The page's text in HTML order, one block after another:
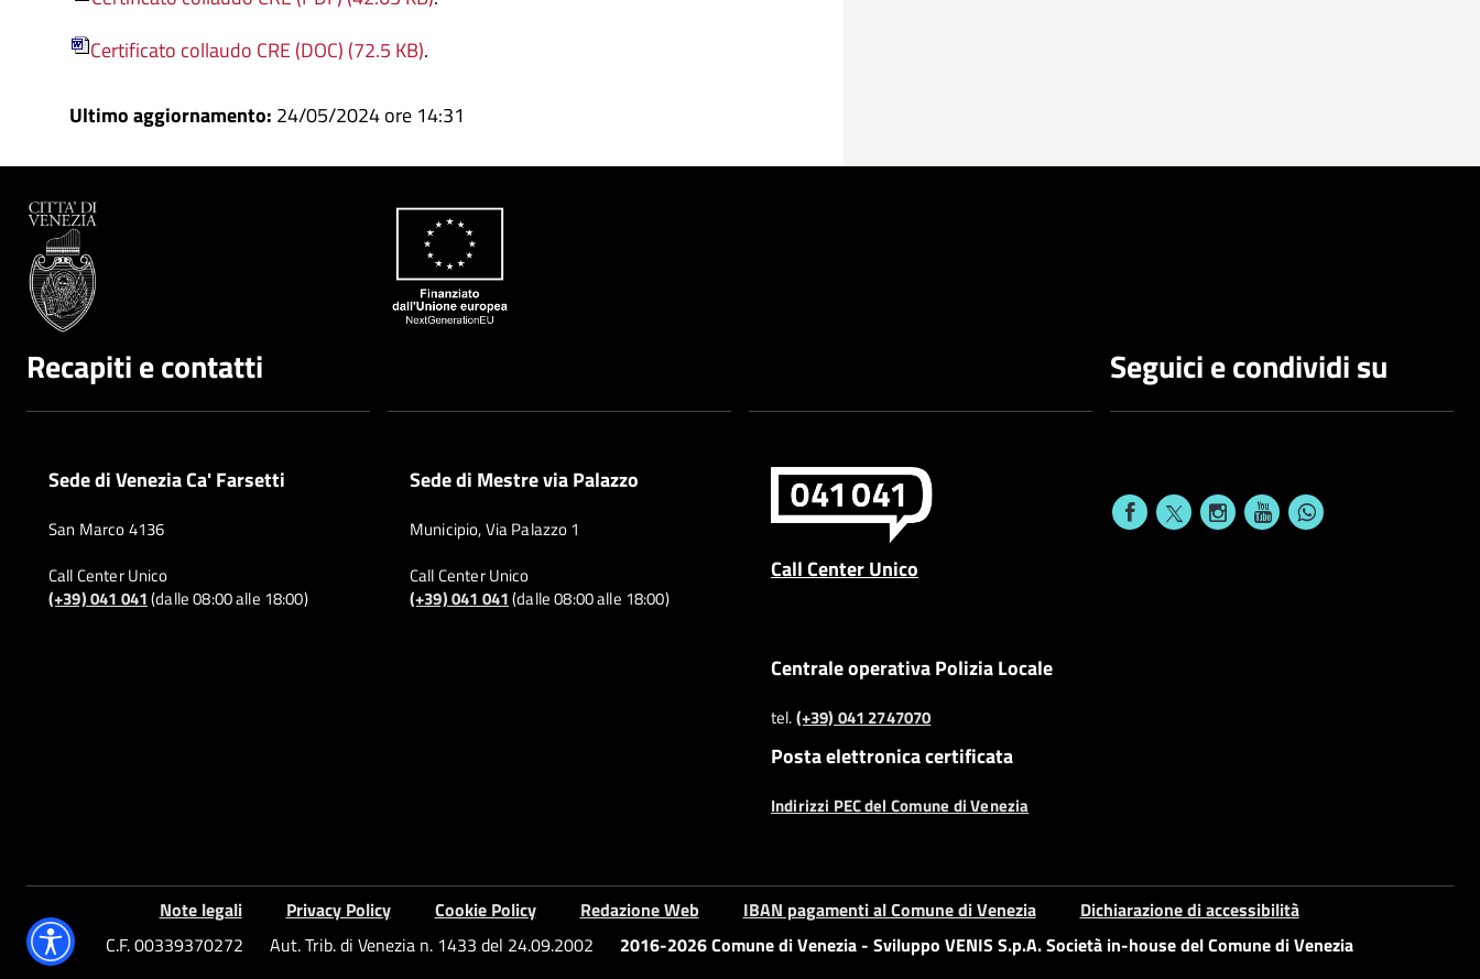
Certificato collaudo CRE (DOC) (72.5 KB).
Ultimo aggiornamento: 24/05/2024 ore 14:31
Recapiti e contatti
Sede di Venezia Ca' Farsetti
San Marco 4136
Call Center Unico
(+39) 041 041(dalle 08:00 alle 18:00)
Sede di Mestre via Palazzo
Municipio, Via Palazzo 1
Call Center Unico
(+39) 041 041(dalle 08:00 alle 18:00)
Call Center Unico
Centrale operativa Polizia Locale
tel.(+39) 041 2747070
Posta elettronica certificata
Indirizzi PEC del Comune di Venezia
Seguici e condividi su
Note legali Privacy Policy Cookie Policy Redazione Web IBAN pagamenti al Comune di Venezia
Dichiarazione di accessibilità
C.F. 00339370272
Aut. Trib. di Venezia n. 1433 del 24.09.2002 2016-2026 Comune di Venezia - Sviluppo VENIS S.p.A. Società in-house del Comune di Venezia